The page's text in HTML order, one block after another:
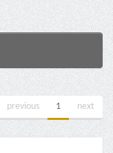
previous 1 next